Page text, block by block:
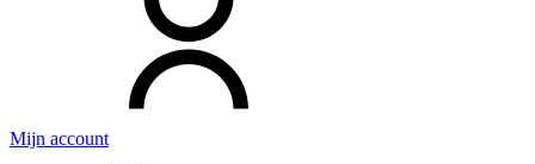
Mijn account